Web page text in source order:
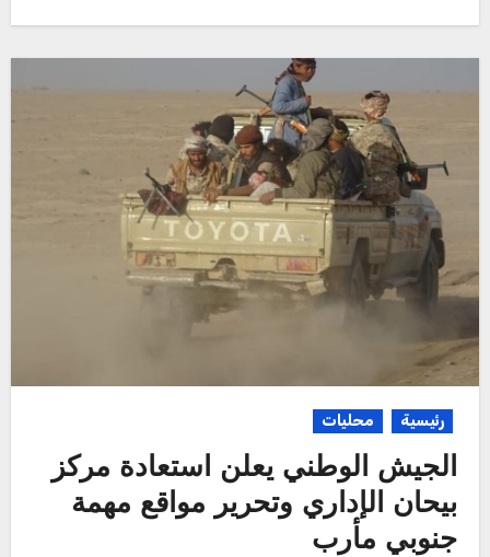
رئيسية محليات
الجيش الوطني يعلن استعادة مركز
بيحان الإداري وتحرير مواقع مهمة
جنوبي مأرب